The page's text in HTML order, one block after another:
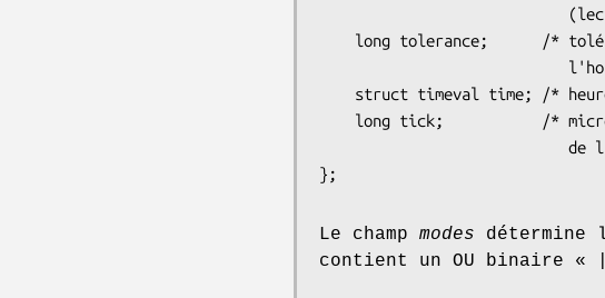
};
Le champ modes détermine
contient un OU binaire